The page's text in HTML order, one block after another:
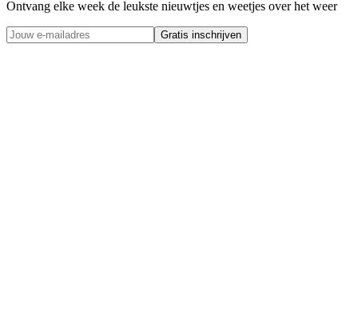
Ontvang elke week de leukste nieuwtjes en weetjes over het weer
Gratis inschrijven